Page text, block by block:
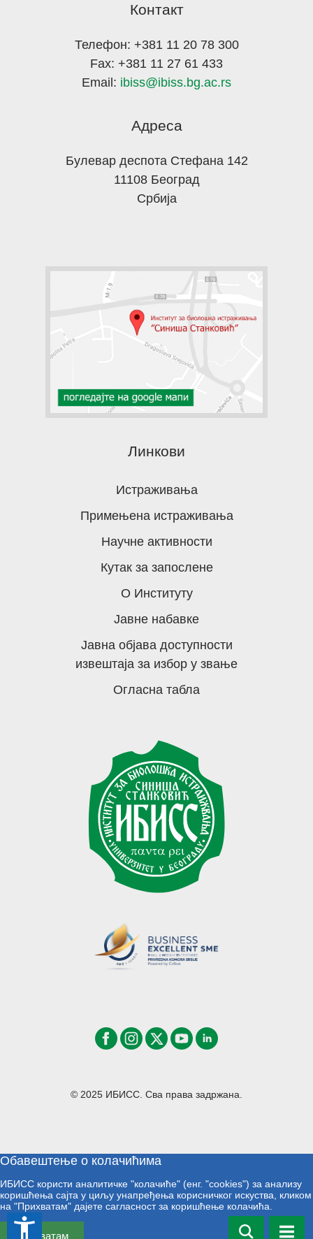
Контакт
Телефон: +381 11 20 78 300
Fax: +381 11 27 61 433
Email: ibiss@ibiss.bg.ac.rs
Адреса
Булевар деспота Стефана 142
11108 Београд
Србија
Линкови
Истраживања
Примењена истраживања
Научне активности
Кутак за запослене
О Институту
Јавне набавке
Јавна објава доступности
извештаја за избор у звање
Огласна табла
© 2025 ИБИСС. Сва права задржана.
Обавештење о колачићима
ИБИСС користи аналитичке "колачиће" (енг. "cookies") за анализу
коришћења сајта у циљу унапређења корисничког искуства, кликом
на "Прихватам" дајете сагласност за коришћење колачића.
Прихватам
accessibility_new